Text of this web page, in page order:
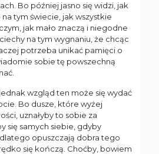
Bo później jasno się widzi, jak
tym świecie, jak wszystkie
jak mało znaczą i niegodne
na tym wygnaniu, że chcąc
potrzeba unikać pamięci o
sobie tę powszechną
wzgląd ten może się wydać
Bo dusze, które wyżej
uznałyby to sobie za
się samych siebie, gdyby
dlatego opuszczają dobra tego
się kończą. Choćby, bowiem